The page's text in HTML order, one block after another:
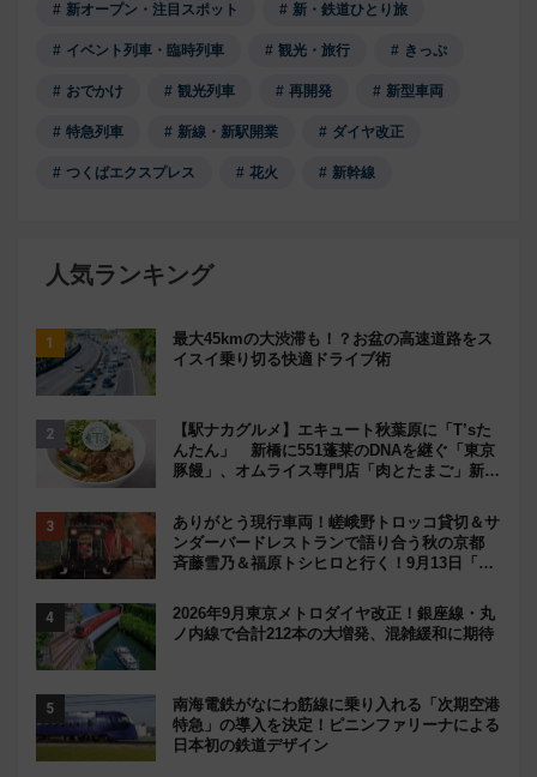
新オープン・注目スポット 新・鉄道ひとり旅
イベント列車・臨時列車 観光・旅行 きっぷ
おでかけ 観光列車 再開発 新型車両
特急列車 新線・新駅開業 ダイヤ改正
つくばエクスプレス 花火 新幹線
人気ランキング
最大45kmの大渋滞も！？お盆の高速道路をス
イスイ乗り切る快適ドライブ術
【駅ナカグルメ】エキュート秋葉原に「T’sた
んたん」 新橋に551蓬莱のDNAを継ぐ「東京
豚饅」、オムライス専門店「肉とたまご」新グ
ありがとう現行車両！嵯峨野トロッコ貸切＆サ
ンダーバードレストランで語り合う秋の京都
斉藤雪乃＆福原トシヒロと行く！9月13日「京
2026年9月東京メトロダイヤ改正！銀座線・丸
ノ内線で合計212本の大増発、混雑緩和に期待
南海電鉄がなにわ筋線に乗り入れる「次期空港
特急」の導入を決定！ピニンファリーナによる
日本初の鉄道デザイン